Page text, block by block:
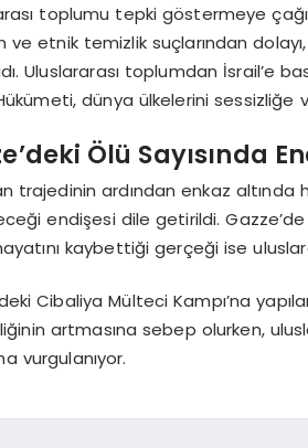
toplumu tepki göstermeye
ve etnik temizlik suçlarından
Uluslararası toplumdan İsrail’e
dünya ülkelerini sessizliğe
Ölü Sayısında
trajedinin ardından enkaz altında
endişesi dile getirildi.
kaybettiği gerçeği ise
Cibaliya Mülteci Kampı’na
artmasına sebep olurken,
vurgulanıyor.